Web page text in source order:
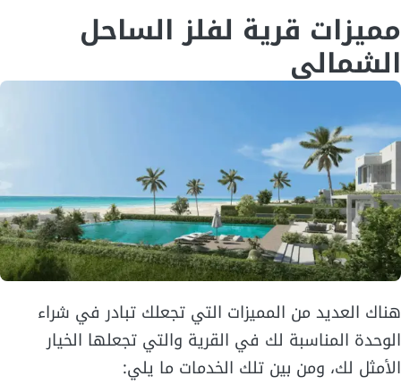
مميزات قرية لفلز الساحل
الشمالي
هناك العديد من المميزات التي تجعلك تبادر في شراء
الوحدة المناسبة لك في القرية والتي تجعلها الخيار
الأمثل لك، ومن بين تلك الخدمات ما يلي: